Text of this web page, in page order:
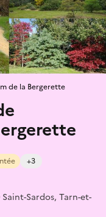
+3
Sardos, Tarn-et-
de la Bergerette